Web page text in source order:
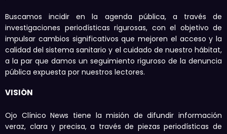
Buscamos incidir en la agenda pública, a través de
investigaciones periodísticas rigurosas, con el objetivo de
impulsar cambios significativos que mejoren el acceso y la
calidad del sistema sanitario y el cuidado de nuestro hábitat,
a la par que damos un seguimiento riguroso de la denuncia
pública expuesta por nuestros lectores.
VISIÓN
Ojo Clínico News tiene la misión de difundir información
veraz, clara y precisa, a través de piezas periodísticas de